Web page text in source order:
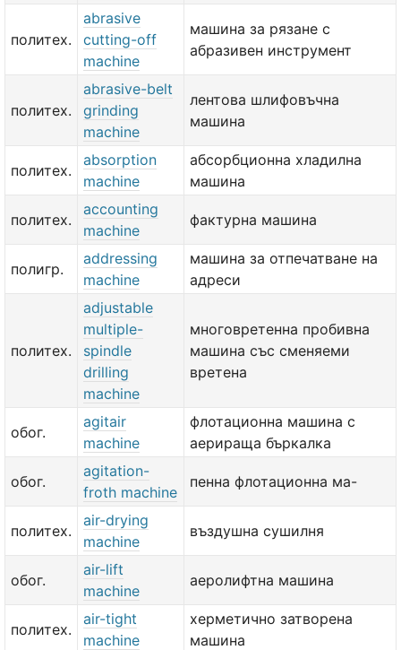
политех.
abrasive
cutting-off
machine
машина за рязане с
абразивен инструмент
политех.
abrasive-belt
grinding
machine
лентова шлифовъчна
машина
политех.
absorption
machine
абсорбционна хладилна
машина
политех.
accounting
machine
фактурна машина
полигр.
addressing
machine
машина за отпечатване на
адреси
политех.
adjustable
multiple-
spindle
drilling
machine
многовретенна пробивна
машина със сменяеми
вретена
обог.
agitair
machine
флотационна машина с
аерираща бъркалка
обог.
agitation-
froth machine
пенна флотационна ма-
политех.
air-drying
machine
въздушна сушилня
обог.
air-lift
machine
аеролифтна машина
политех.
air-tight
machine
херметично затворена
машина